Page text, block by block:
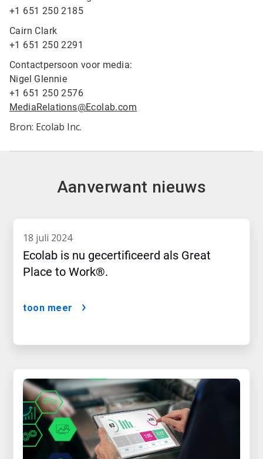
+1 651 250 2185
Cairn Clark
+1 651 250 2291
Contactpersoon voor media:
Nigel Glennie
+1 651 250 2576
MediaRelations@Ecolab.com
Bron: Ecolab Inc.
Aanverwant nieuws
18 juli 2024
Ecolab is nu gecertificeerd als Great
Place to Work®.
toon meer